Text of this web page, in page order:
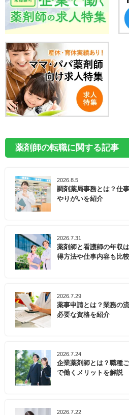
薬剤師の転職に関する記事
2026.8.5
調剤薬局事務とは？仕
やりがいを紹介
2026.7.31
薬剤師と看護師の年収
得方法や仕事内容も比較
2026.7.29
薬事申請とは？業務の
必要な資格を紹介
2026.7.24
企業薬剤師とは？職種
で働くメリットを解説
2026.7.22